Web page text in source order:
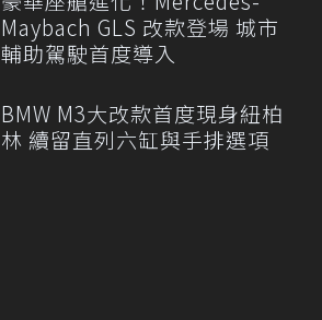
Maybach GLS 改款登場 城市
輔助駕駛首度導入
BMW M3大改款首度現身紐柏
林 續留直列六缸與手排選項